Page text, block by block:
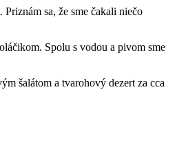
sa, že sme čakali niečo
Spolu s vodou a pivom sme
šalátom a tvarohový dezert za cca